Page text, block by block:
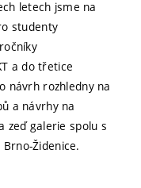
letech jsme na
studenty
a do třetice
návrh rozhledny na
a návrhy na
zeď galerie spolu s
Židenice.